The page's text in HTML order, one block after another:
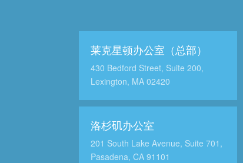
莱克星顿办公室（总部）
430 Bedford Street, Suite 200,
Lexington, MA 02420
洛杉矶办公室
201 South Lake Avenue, Suite 701,
Pasadena, CA 91101